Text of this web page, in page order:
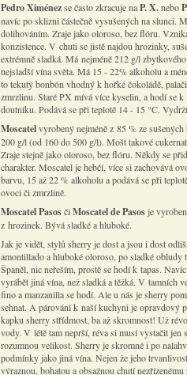
Pedro Ximénezse často zkracuje naP. X.nebo
navíc po sklizni částečně vysušených na slunci.
dolihováním. Zraje jako oloroso, bez flóru.
konzistence. V chuti se jistě najdou hrozinky,
extrémně sladká. Má nejméně 212 g/l
nejsladší vína světa. Má 15 - 22% alkoholu a
to tekutý bonbón vhodný k hořké čokoládě,
zmrzlinu. Staré PX mívá více kyselin, a hodí se
doutníku. Podává se při teplotě 14 - 15 °C.
Moscatelvyrobený nejméně z 85 % ze
200 g/l (od 160 do 500 g/l). Mošt takové
Zraje stejně jako oloroso, bez flóru. Někdy se
charakter. Moscatel je hebčí, více si zachovává
barvu, 15 až 22 % alkoholu a podává se při
ovoci či zmrzlině.
Moscatel PasosčiMoscatel de Pasosje
z hrozinek. Bývá sladké a hluboké.
Jak je vidět, stylů sherry je dost a jsou i dost
amontillado a hluboké oloroso, po sladké
Španěl, nic neřeším, prostě se hodí k tapas.
vyrábět jiná vína, než sladká a těžká. V tamních
fino a manzanilla se hodí. Ale u nás je sherry
sehnat. A párování k naší kuchyni je opravdový
kapku sherry střídmost, ba až skromnost! Už
vody. V létě tam neprší, réva si musí vystačit jen
rozumnou velikost. Sherry je skromné i po
podmínky jako jiná vína. Nejen že jeho
výraznou, bohatou a obsažnou chutí